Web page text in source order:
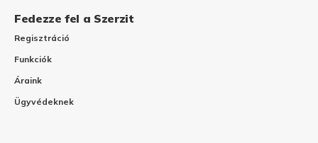
Fedezze fel a Szerzit
Regisztráció
Funkciók
Áraink
Ügyvédeknek